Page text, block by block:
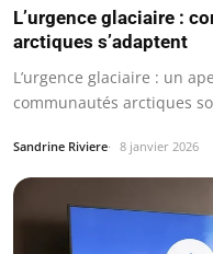
L’urgence glaciaire :
arctiques s’adaptent
L’urgence glaciaire : un
communautés arctiques
Sandrine Riviere 8 janvier 2026